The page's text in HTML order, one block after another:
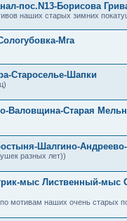
пос.N13-Борисова
наших старых зимних
Мга
Староселье-Шапки
Валовщина-Старая
Шалгино-
разных лет))
мыс Лиственный-мыс
мотивам наших очень старых